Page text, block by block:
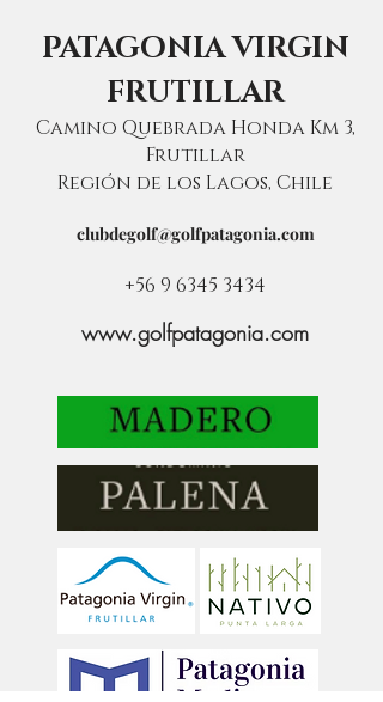
PATAGONIAVIRGIN
FRUTILLAR
Camino Quebrada Honda Km 3,
Frutillar
Región de los Lagos, Chile
clubdegolf@golfpatagonia.com
+56 9 6345 3434
www.golfpatagonia.com